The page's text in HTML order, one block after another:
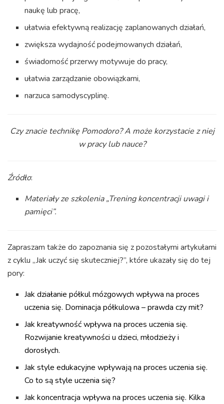
naukę lub pracę,
ułatwia efektywną realizację zaplanowanych działań,
zwiększa wydajność podejmowanych działań,
świadomość przerwy motywuje do pracy,
ułatwia zarządzanie obowiązkami,
narzuca samodyscyplinę.
Czy znacie technikę Pomodoro? A może korzystacie z niej
w pracy lub nauce?
Źródło:
Materiały ze szkolenia „Trening koncentracji uwagi i
pamięci”.
Zapraszam także do zapoznania się z pozostałymi artykułami
z cyklu „Jak uczyć się skuteczniej?”, które ukazały się do tej
pory:
Jak działanie półkul mózgowych wpływa na proces
uczenia się. Dominacja półkulowa – prawda czy mit?
Jak kreatywność wpływa na proces uczenia się.
Rozwijanie kreatywności u dzieci, młodzieży i
dorosłych.
Jak style edukacyjne wpływają na proces uczenia się.
Co to są style uczenia się?
Jak koncentracja wpływa na proces uczenia się. Kilka